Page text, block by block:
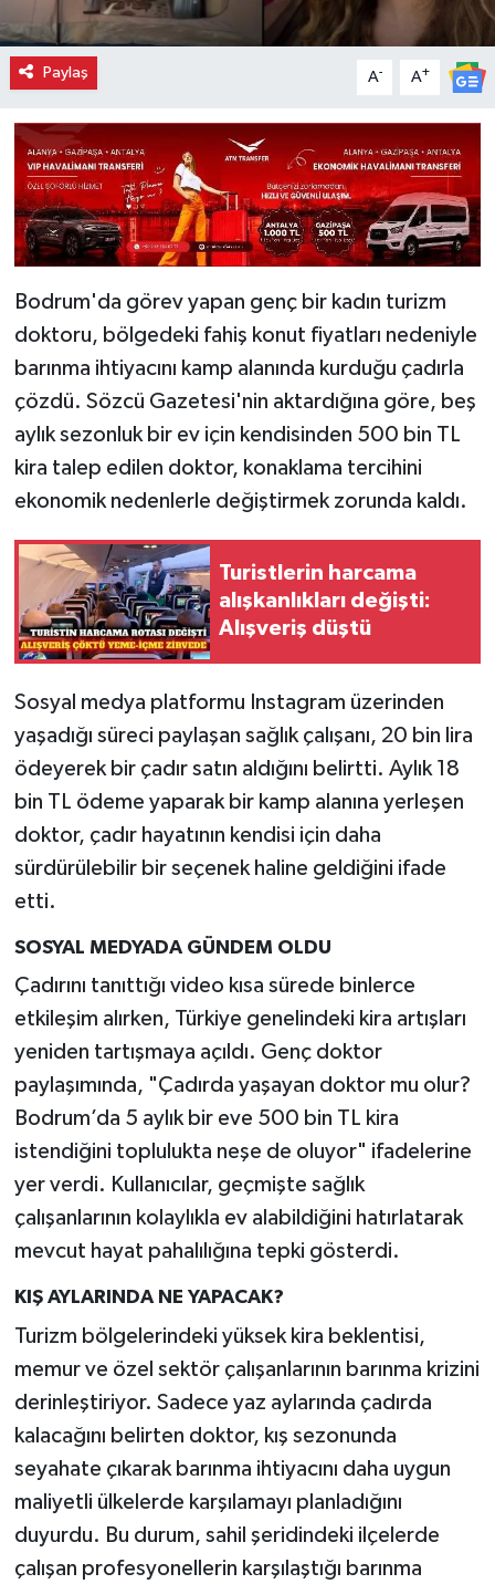
Paylaş A- A+
Bodrum'da görev yapan genç bir kadın turizm
doktoru, bölgedeki fahiş konut fiyatları nedeniyle
barınma ihtiyacını kamp alanında kurduğu çadırla
çözdü. Sözcü Gazetesi'nin aktardığına göre, beş
aylık sezonluk bir ev için kendisinden 500 bin TL
kira talep edilen doktor, konaklama tercihini
ekonomik nedenlerle değiştirmek zorunda kaldı.
Turistlerin harcama
alışkanlıkları değişti:
Alışveriş düştü
Sosyal medya platformu Instagram üzerinden
yaşadığı süreci paylaşan sağlık çalışanı, 20 bin lira
ödeyerek bir çadır satın aldığını belirtti. Aylık 18
bin TL ödeme yaparak bir kamp alanına yerleşen
doktor, çadır hayatının kendisi için daha
sürdürülebilir bir seçenek haline geldiğini ifade
etti.
SOSYAL MEDYADA GÜNDEM OLDU
Çadırını tanıttığı video kısa sürede binlerce
etkileşim alırken, Türkiye genelindeki kira artışları
yeniden tartışmaya açıldı. Genç doktor
paylaşımında, "Çadırda yaşayan doktor mu olur?
Bodrum’da 5 aylık bir eve 500 bin TL kira
istendiğini toplulukta neşe de oluyor" ifadelerine
yer verdi. Kullanıcılar, geçmişte sağlık
çalışanlarının kolaylıkla ev alabildiğini hatırlatarak
mevcut hayat pahalılığına tepki gösterdi.
KIŞ AYLARINDA NE YAPACAK?
Turizm bölgelerindeki yüksek kira beklentisi,
memur ve özel sektör çalışanlarının barınma krizini
derinleştiriyor. Sadece yaz aylarında çadırda
kalacağını belirten doktor, kış sezonunda
seyahate çıkarak barınma ihtiyacını daha uygun
maliyetli ülkelerde karşılamayı planladığını
duyurdu. Bu durum, sahil şeridindeki ilçelerde
çalışan profesyonellerin karşılaştığı barınma